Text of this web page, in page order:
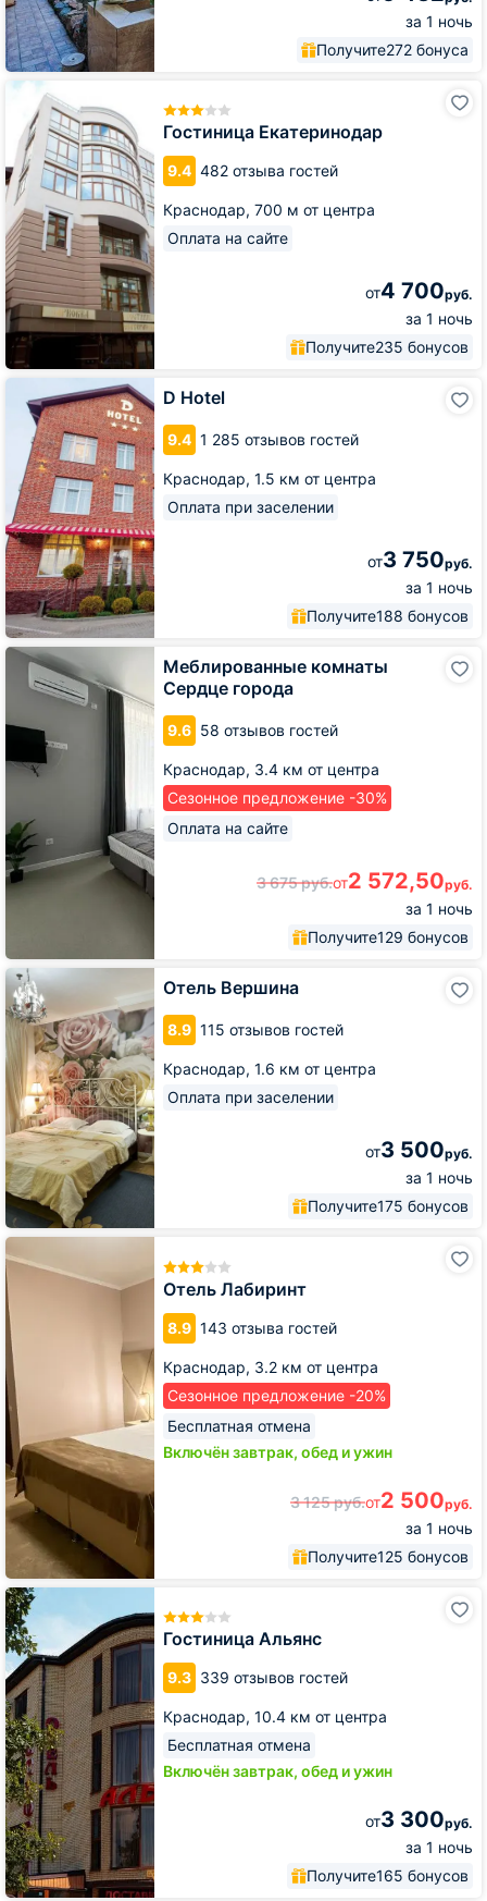
за 1 ночь
Получите272 бонуса
Гостиница Екатеринодар
9.4 482 отзыва гостей
Краснодар, 700 м от центра
Оплата на сайте
от4 700руб.
за 1 ночь
Получите235 бонусов
Гостиница
Екатеринодар
D Hotel
9.4 1 285 отзывов гостей
Краснодар, 1.5 км от центра
Оплата при заселении
от3 750руб.
за 1 ночь
Получите188 бонусов
Hotel
Меблированные комнаты
Сердце города
9.6 58 отзывов гостей
Краснодар, 3.4 км от центра
Сезонное предложение -30%
Оплата на сайте
3 675руб.от2 572,50руб.
за 1 ночь
Получите129 бонусов
Меблированные
комнаты
Сердце
Отель Вершина
8.9 115 отзывов гостей
Краснодар, 1.6 км от центра
Оплата при заселении
от3 500руб.
за 1 ночь
Получите175 бонусов
Отель
Вершина
Отель Лабиринт
8.9 143 отзыва гостей
Краснодар, 3.2 км от центра
Сезонное предложение -20%
Бесплатная отмена
Включён завтрак, обед и ужин
3 125руб.от2 500руб.
за 1 ночь
Получите125 бонусов
Отель
Лабиринт
Гостиница Альянс
9.3 339 отзывов гостей
Краснодар, 10.4 км от центра
Бесплатная отмена
Включён завтрак, обед и ужин
от3 300руб.
за 1 ночь
Получите165 бонусов
Гостиница
Альянс